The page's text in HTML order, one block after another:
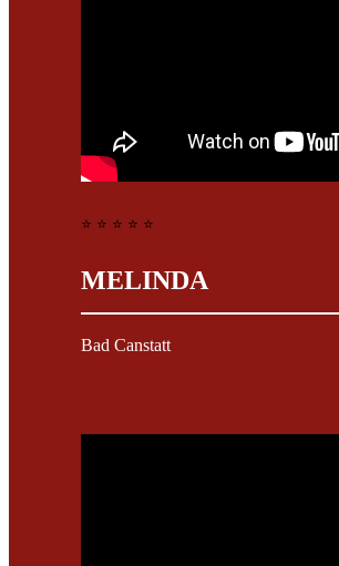
⭐ ⭐ ⭐ ⭐ ⭐
MELINDA
Bad Canstatt